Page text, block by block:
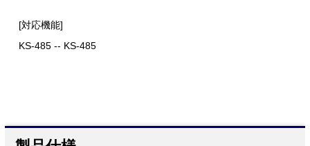
[対応機能]
KS-485 -- KS-485